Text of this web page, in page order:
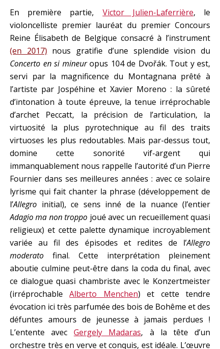
En première partie, Victor Julien-Laferrière, le
violoncelliste premier lauréat du premier Concours
Reine Élisabeth de Belgique consacré à l’instrument
(en 2017) nous gratifie d’une splendide vision du
Concerto en si mineuropus 104 de Dvořák. Tout y est,
servi par la magnificence du Montagnana prêté à
l’artiste par Jospéhine et Xavier Moreno : la sûreté
d’intonation à toute épreuve, la tenue irréprochable
d’archet Peccatt, la précision de l’articulation, la
virtuosité la plus pyrotechnique au fil des traits
virtuoses les plus redoutables. Mais par-dessus tout,
domine cette sonorité vif-argent qui
immanquablement nous rappelle l’autorité d’un Pierre
Fournier dans ses meilleures années : avec ce solaire
lyrisme qui fait chanter la phrase (développement de
l’Allegro initial), ce sens inné de la nuance (l’entier
Adagio ma non troppo joué avec un recueillement quasi
religieux) et cette palette dynamique incroyablement
variée au fil des épisodes et redites de l’Allegro
moderato final. Cette interprétation pleinement
aboutie culmine peut-être dans la coda du final, avec
ce dialogue quasi chambriste avec le Konzertmeister
(irréprochableAlberto Menchen) et cette tendre
évocation ici très parfumée des bois de Bohême et des
défuntes amours de jeunesse à jamais perdues !
L’entente avecGergely Madaras, à la tête d’un
orchestre très en verve et conquis, est idéale. L’œuvre